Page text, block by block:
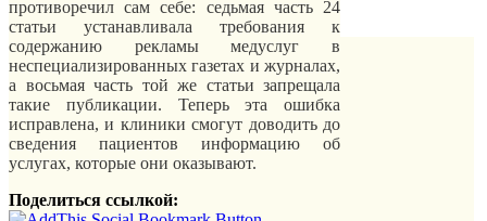
противоречил сам себе: седьмая часть 24
статьи устанавливала требования к
содержанию рекламы медуслуг в
неспециализированных газетах и журналах,
а восьмая часть той же статьи запрещала
такие публикации. Теперь эта ошибка
исправлена, и клиники смогут доводить до
сведения пациентов информацию об
услугах, которые они оказывают.
Поделиться ссылкой: